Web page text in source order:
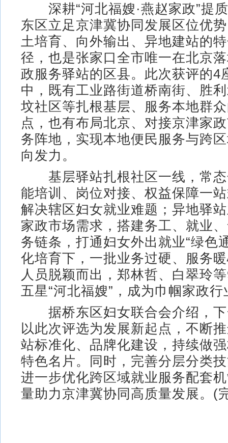
深耕“河北福嫂·燕赵家政”提
东区立足京津冀协同发展区位优
土培育、向外输出、异地建站的
径，也是张家口全市唯一在北京
政服务驿站的区县。此次获评的4
中，既有工业路街道桥南街、胜
坟社区等扎根基层、服务本地群
点，也有布局北京、对接京津家
务阵地，实现本地便民服务与跨
向发力。
基层驿站扎根社区一线，常态
能培训、岗位对接、权益保障一
解决辖区妇女就业难题；异地驿
家政市场需求，搭建务工、就业
务链条，打通妇女外出就业“绿色
化培育下，一批业务过硬、服务
人员脱颖而出，郑林哲、白翠玲
五星“河北福嫂”，成为巾帼家政
据桥东区妇女联合会介绍，下
以此次评选为发展新起点，不断
站标准化、品牌化建设，持续做
特色名片。同时，完善分层分类
进一步优化跨区域就业服务配套
量助力京津冀协同高质量发展。(